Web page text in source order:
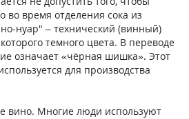
во время отделения сока из
нуар" – технический (винный)
темного цвета. В переводе
означает «чёрная шишка». Этот
для производства
вино. Многие люди используют